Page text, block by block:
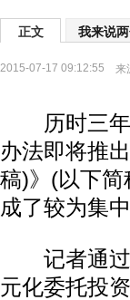
正文 我来说
2015-07-17 09:12:55 来
历时三年
办法即将推
稿)》(以下
成了较为集
记者通过
元化委托投